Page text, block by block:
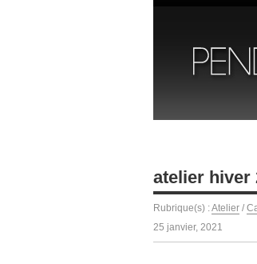
atelier hiver
Rubrique(s) :Atelier /
25 janvier, 2021